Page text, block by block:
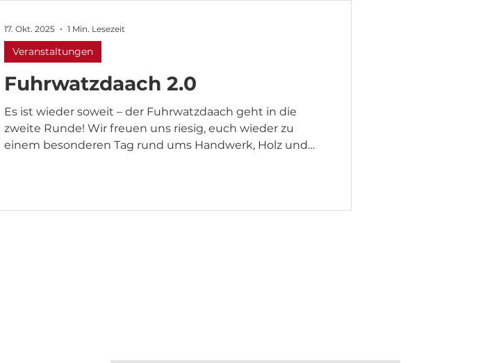
Fuhrwatzdaach 2.0
Es ist wieder soweit – der Fuhrwatzdaach geht in die
zweite Runde! Wir freuen uns riesig, euch wieder zu
einem besonderen Tag rund ums Handwerk, Holz und
Veranstaltungen
17. Okt. 2025 1 Min. Lesezeit